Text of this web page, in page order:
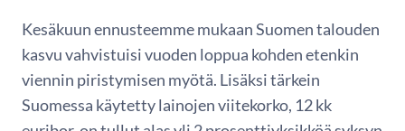
Kesäkuun ennusteemme mukaan Suomen talouden
kasvu vahvistuisi vuoden loppua kohden etenkin
viennin piristymisen myötä. Lisäksi tärkein
Suomessa käytetty lainojen viitekorko, 12 kk